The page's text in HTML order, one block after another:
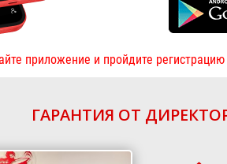
приложение и пройдите
ГАРАНТИЯ ОТ